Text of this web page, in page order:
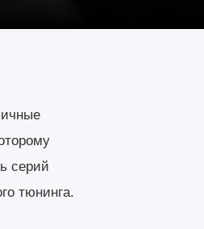
серий
тюнинга.